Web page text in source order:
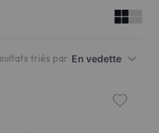
triés par En vedette